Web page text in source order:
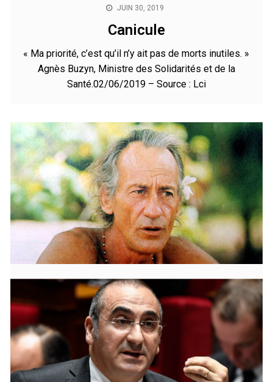
JUIN 30, 2019
Canicule
« Ma priorité, c’est qu’il n’y ait pas de morts inutiles. »
Agnès Buzyn, Ministre des Solidarités et de la
Santé.02/06/2019 – Source : Lci
JUIN 30, 2019
La mer
« Dieu a créé la mer et il l’a peinte en bleu pour qu’on
soit bien dessus. » Bernard Moitessier, Explorateur,
navigateur et écrivain.02/06/2019 – Source : Togo